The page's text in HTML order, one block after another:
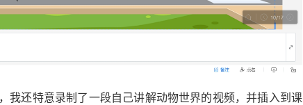
我还特意录制了一段自己讲解动物世界的视频，并插入到课